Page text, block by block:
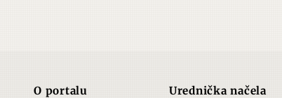
O portalu Urednička načela